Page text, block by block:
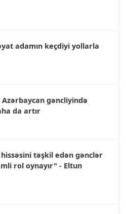
adamın keçdiyi yollarla
gəncliyində
da artır
təşkil edən gənclər
rol oynayır" - Eltun